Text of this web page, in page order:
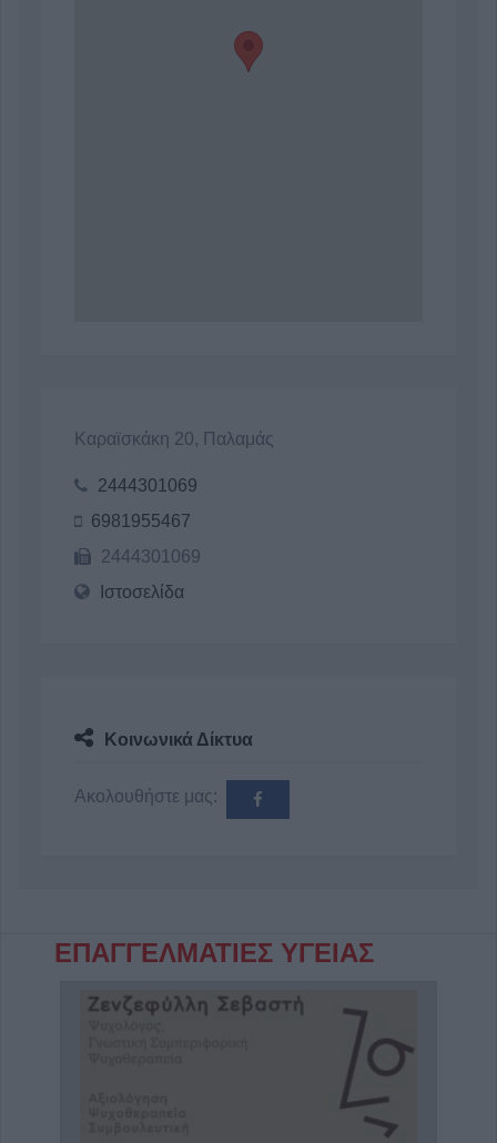
Καραϊσκάκη 20, Παλαμάς
2444301069
6981955467
2444301069
Ιστοσελίδα
Κοινωνικά Δίκτυα
Ακολουθήστε μας:
ΕΠΑΓΓΕΛΜΑΤΙΕΣ ΥΓΕΙΑΣ